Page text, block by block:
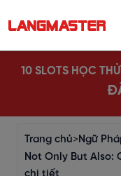
10 SLOTS HỌC
Trang chủ>Ngữ
Not Only But Also: